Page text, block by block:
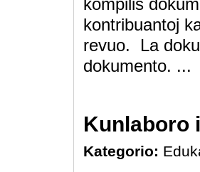
kompilis
kontribuantoj
revuo. La
dokumento. ...
Kunlaboro
Kategorio: